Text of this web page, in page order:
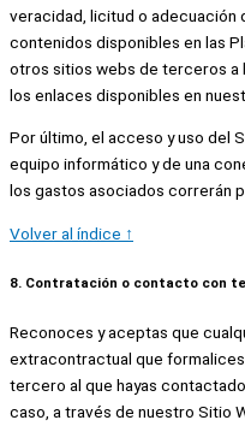
veracidad, licitud o adecuación
contenidos disponibles en las
otros sitios webs de terceros a
los enlaces disponibles en
Por último, el acceso y uso del
equipo informático y de una
los gastos asociados correrán
Volver al índice ↑
8. Contratación o contacto con
Reconoces y aceptas que
extracontractual que
tercero al que hayas
caso, a través de nuestro Sitio